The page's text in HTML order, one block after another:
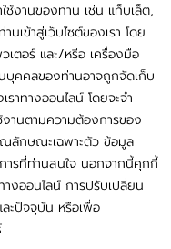
ช้งานของท่าน เช่น แท็บเล็ต,
เข้าสู่เว็บไซต์ของเรา โดย
ตอร์ และ/หรือ เครื่องมือ
คคลของท่านอาจถูกจัดเก็บ
าทางออนไลน์ โดยจะจำ
านตามความต้องการของ
ลักษณะเฉพาะตัว ข้อมูล
รที่ท่านสนใจ นอกจากนี้คุกกี้
งออนไลน์ การปรับเปลี่ยน
ะปัจจุบัน หรือเพื่อ